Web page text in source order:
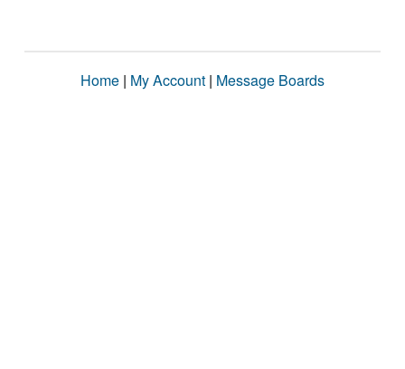
Home | My Account | Message Boards